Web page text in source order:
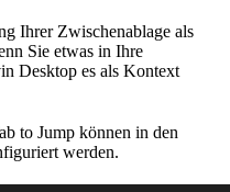
Ihrer Zwischenablage als
Sie etwas in Ihre
Desktop es als Kontext
to Jump können in den
werden.